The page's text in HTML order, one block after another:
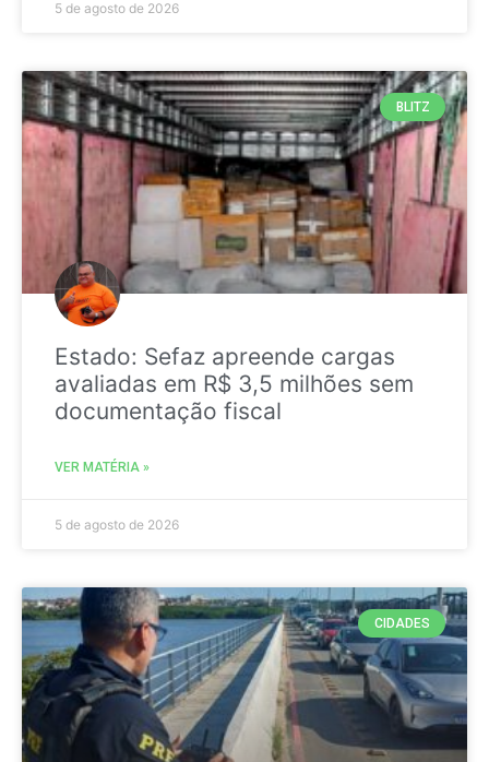
5 de agosto de 2026
BLITZ
Estado: Sefaz apreende cargas
avaliadas em R$ 3,5 milhões sem
documentação fiscal
VER MATÉRIA »
5 de agosto de 2026
CIDADES